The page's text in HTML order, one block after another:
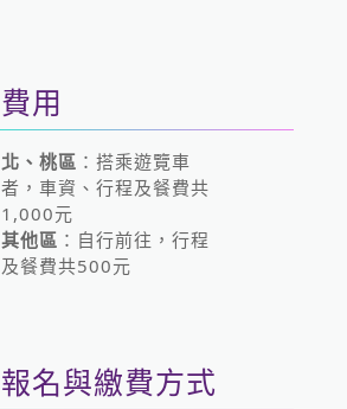
費用
北、桃區 ：搭乘遊覽車
者，車資、行程及餐費共
1,000元
其他區 ：自行前往，行程
及餐費共500元
報名與繳費方式